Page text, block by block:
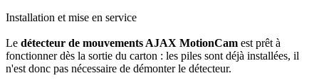
Installation et mise en service
Le détecteur de mouvements AJAX MotionCam est prêt à
fonctionner dès la sortie du carton : les piles sont déjà installées, il
n'est donc pas nécessaire de démonter le détecteur.